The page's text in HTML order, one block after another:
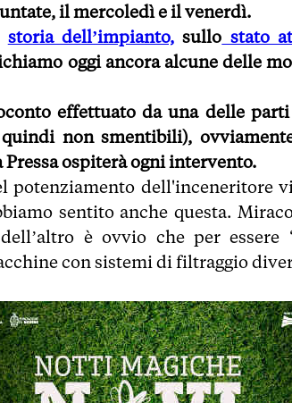
il mercoledì e il venerdì.
storia dell’impianto, sullo stato
oggi ancora alcune delle
effettuato da una delle
non smentibili),
ospiterà ogni intervento.
potenziamento dell'inceneritore
sentito anche questa.
è ovvio che per essere
con sistemi di filtraggio